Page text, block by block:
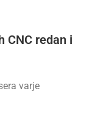
CNC redan i
varje